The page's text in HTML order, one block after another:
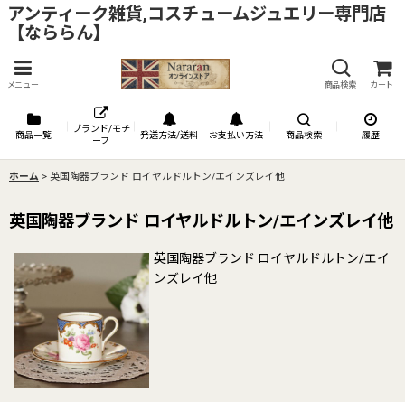
アンティーク雑貨,コスチュームジュエリー専門店
【なららん】
メニュー 商品検索 カート
商品一覧
ブランド/モチ
ーフ
発送方法/送料 お支払い方法 商品検索 履歴
ホーム > 英国陶器ブランド ロイヤルドルトン/エインズレイ他
英国陶器ブランド ロイヤルドルトン/エインズレイ他
英国陶器ブランド ロイヤルドルトン/エイ
ンズレイ他